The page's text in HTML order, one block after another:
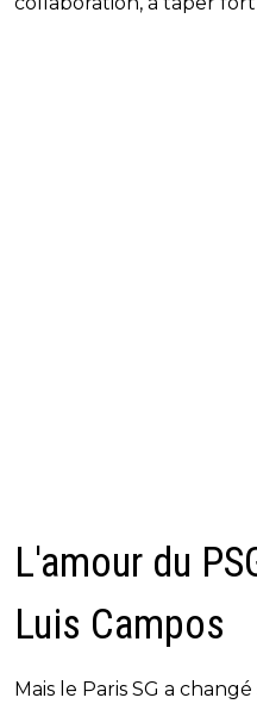
L'amour du
Luis Campos
Mais le Paris SG a